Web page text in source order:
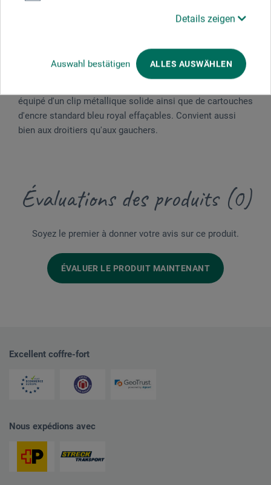
Details zeigen
Auswahl bestätigen ALLES AUSWÄHLEN
Ceod Shiny est un stylo à plume au design moderne dans
caoutchouté pour une écriture sans fatigue et d'une plume
M en acier inoxydable de haute qualité avec un grain
équipé d'un clip métallique solide ainsi que de cartouches
d'encre standard bleu royal effaçables. Convient aussi
bien aux droitiers qu'aux gauchers.
Évaluations des produits (0)
Soyez le premier à donner votre avis sur ce produit.
ÉVALUER LE PRODUIT MAINTENANT
Excellent coffre-fort
Nous expédions avec